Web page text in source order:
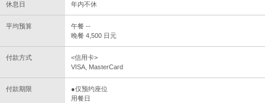
休息日 年内不休
平均预算
午餐 --
晚餐 4,500 日元
付款方式
<信用卡>
VISA, MasterCard
付款期限
●仅预约座位
用餐日